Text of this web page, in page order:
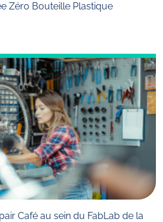
Zéro Bouteille Plastique
Café au sein du FabLab de la